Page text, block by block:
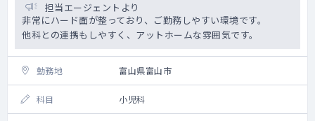
担当エージェントより
非常にハード面が整っており、ご勤務しやすい環境です。
他科との連携もしやすく、アットホームな雰囲気です。
勤務地 富山県富山市
科目 小児科